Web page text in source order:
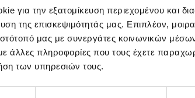
για την εξατομίκευση περιεχομένου και
της επισκεψιμότητάς μας. Επιπλέον,
ιστότοπό μας με συνεργάτες κοινωνικών
άλλες πληροφορίες που τους έχετε
των υπηρεσιών τους.